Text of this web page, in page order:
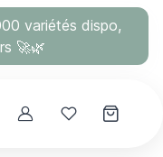
variétés dispo,
🚀🌿
AccountMes coups